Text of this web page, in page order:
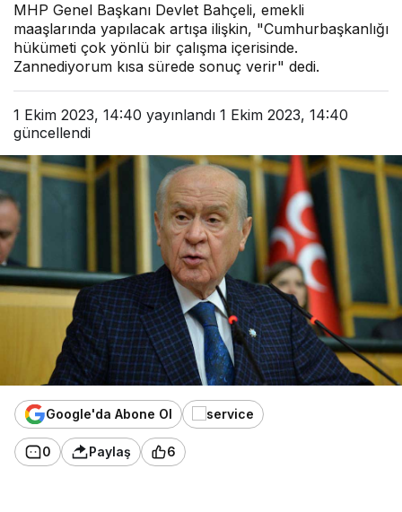
“Kısa
süred
ç
…”
MHP Genel Başkanı Devlet Bahçeli, emekli
maaşlarında yapılacak artışa ilişkin, "Cumhurbaşkanlığı
hükümeti çok yönlü bir çalışma içerisinde.
Zannediyorum kısa sürede sonuç verir" dedi.
1 Ekim 2023, 14:40 yayınlandı 1 Ekim 2023, 14:40
güncellendi
Google'da Abone Ol
0 Paylaş 6